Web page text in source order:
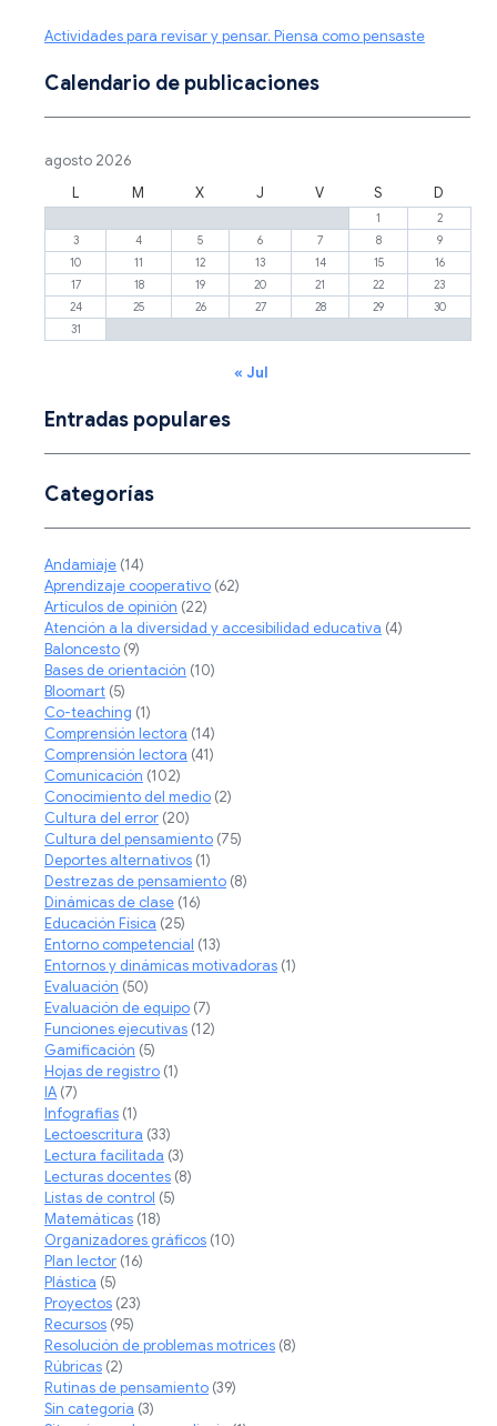
Actividades para revisar y pensar. Piensa como pensaste
Calendario de publicaciones
agosto 2026
L
M X J V S D
1
2
3
4 5 6 7 8
9
10
11 12 13 14 15
16
17
18 19 20 21 22
23
24
25 26 27 28 29
30
31
« Jul
Entradas populares
Categorías
Andamiaje (14)
Aprendizaje cooperativo (62)
Artículos de opinión (22)
Atención a la diversidad y accesibilidad educativa (4)
Baloncesto (9)
Bases de orientación (10)
Bloomart (5)
Co-teaching (1)
Comprensión lectora (14)
Comprensión lectora (41)
Comunicación (102)
Conocimiento del medio (2)
Cultura del error (20)
Cultura del pensamiento (75)
Deportes alternativos (1)
Destrezas de pensamiento (8)
Dinámicas de clase (16)
Educación Física (25)
Entorno competencial (13)
Entornos y dinámicas motivadoras (1)
Evaluación (50)
Evaluación de equipo (7)
Funciones ejecutivas (12)
Gamificación (5)
Hojas de registro (1)
IA (7)
Infografias (1)
Lectoescritura (33)
Lectura facilitada (3)
Lecturas docentes (8)
Listas de control (5)
Matemáticas (18)
Organizadores gráficos (10)
Plan lector (16)
Plástica (5)
Proyectos (23)
Recursos (95)
Resolución de problemas motrices (8)
Rúbricas (2)
Rutinas de pensamiento (39)
Sin categoría (3)